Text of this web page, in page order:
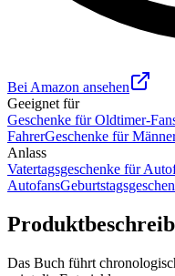
Bei Amazon ansehen
Geeignet für
Geschenke für Oldtimer-
FahrerGeschenke für
Anlass
Vatertagsgeschenke für
Autofans
Das Buch führt